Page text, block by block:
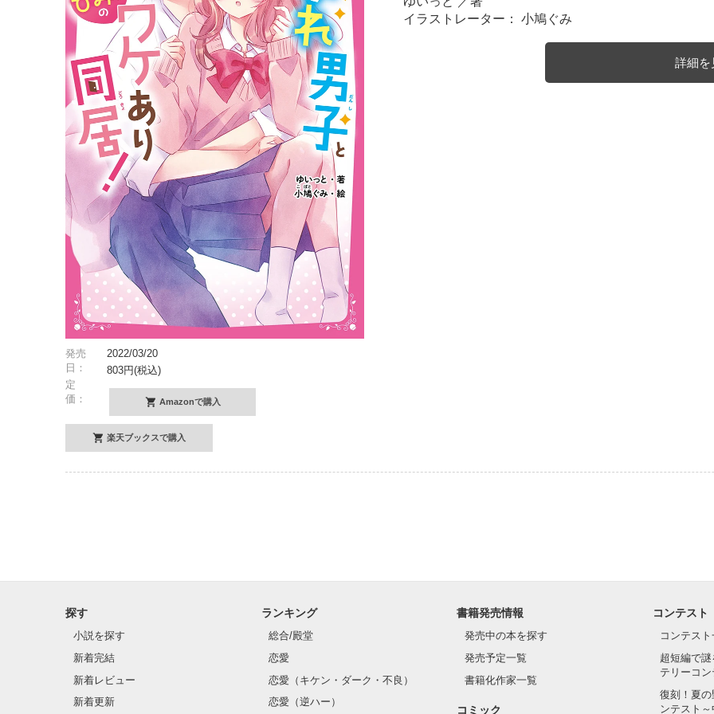
イラストレーター： 小鳩ぐみ
発売
日：
2022/03/20
定
価：
803円(税込)
Amazonで購入
楽天ブックスで購入
詳細を
探す
小説を探す
新着完結
新着レビュー
新着更新
ランキング
総合/殿堂
恋愛
恋愛（キケン・ダーク・不良）
恋愛（逆ハー）
書籍発売情報
発売中の本を探す
発売予定一覧
書籍化作家一覧
コミック
コンテスト
コンテス
超短編で
テリーコ
復刻！夏
ンテスト